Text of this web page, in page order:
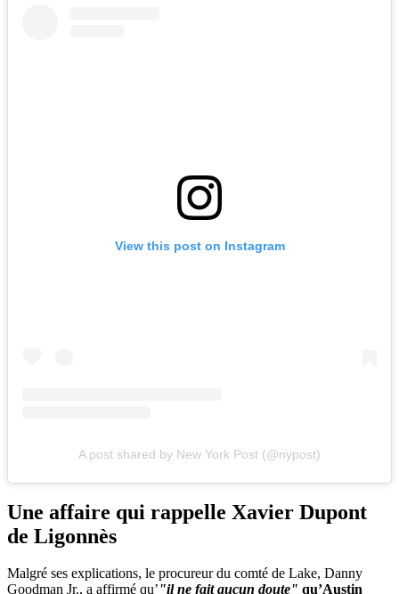
View this post on Instagram
A post shared by New York Post (@nypost)
Une affaire qui rappelle Xavier Dupont
de Ligonnès
Malgré ses explications, le procureur du comté de Lake, Danny
Goodman Jr., a affirmé qu’"il ne fait aucun doute" qu’Austin